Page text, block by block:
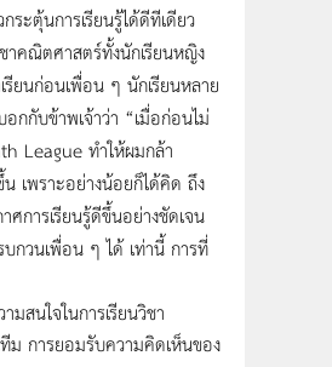
ะตุ้นการเรียนรู้ได้ดีทีเดียว
าคณิตศาสตร์ทั้งนักเรียนหญิง
รียนก่อนเพื่อน ๆ นักเรียนหลาย
กกับข้าพเจ้าว่า “เมื่อก่อนไม่
League ทำให้ผมกล้า
เพราะอย่างน้อยก็ได้คิด ถึง
การเรียนรู้ดีขึ้นอย่างชัดเจน
บกวนเพื่อน ๆ ได้ เท่านี้ การที่
สนใจในการเรียนวิชา
การยอมรับความคิดเห็นของ